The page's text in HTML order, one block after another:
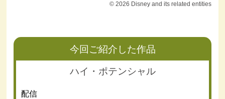
© 2026 Disney and its related entities
今回ご紹介した作品
ハイ・ポテンシャル
配信